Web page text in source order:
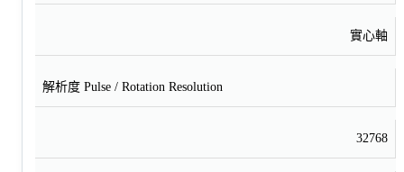
實心軸
解析度 Pulse / Rotation Resolution
32768